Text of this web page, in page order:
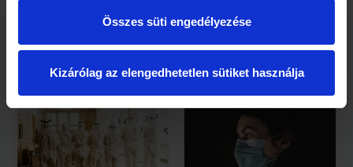
Összes süti engedélyezése
Kizárólag az elengedhetetlen sütiket használja
Kapcsolódó cikkek